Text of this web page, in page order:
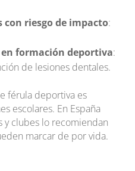
riesgo de impacto:
formación deportiva:
de lesiones dentales.
férula deportiva es
escolares. En España
y clubes lo recomiendan
marcar de por vida.